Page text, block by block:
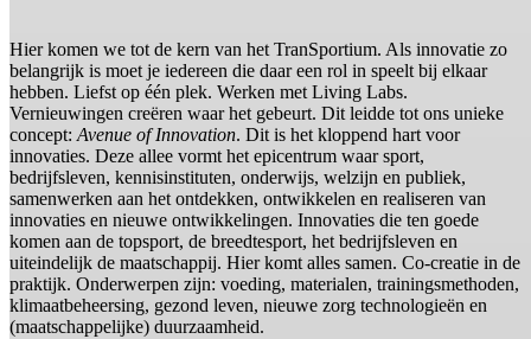
Hier komen we tot de kern van het TranSportium. Als innovatie zo
belangrijk is moet je iedereen die daar een rol in speelt bij elkaar
hebben. Liefst op één plek. Werken met Living Labs.
Vernieuwingen creëren waar het gebeurt. Dit leidde tot ons unieke
concept:Avenue of Innovation. Dit is het kloppend hart voor
innovaties. Deze allee vormt het epicentrum waar sport,
bedrijfsleven, kennisinstituten, onderwijs, welzijn en publiek,
samenwerken aan het ontdekken, ontwikkelen en realiseren van
innovaties en nieuwe ontwikkelingen. Innovaties die ten goede
komen aan de topsport, de breedtesport, het bedrijfsleven en
uiteindelijk de maatschappij. Hier komt alles samen. Co-creatie in de
praktijk. Onderwerpen zijn: voeding, materialen, trainingsmethoden,
klimaatbeheersing, gezond leven, nieuwe zorg technologieën en
(maatschappelijke) duurzaamheid.